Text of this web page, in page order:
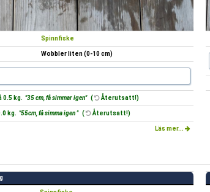
Spinnfiske
Wobbler liten (0-10 cm)
0.5 kg. "35 cm, få simmar igen" ( Återutsatt!)
kg. "55cm, få simma igen " ( Återutsatt!)
Läs mer...